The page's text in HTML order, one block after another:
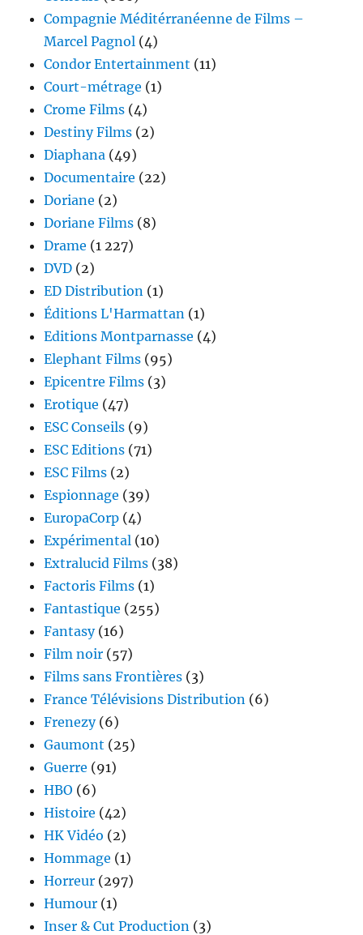
Compagnie Méditérranéenne de Films –
Marcel Pagnol (4)
Condor Entertainment (11)
Court-métrage (1)
Crome Films (4)
Destiny Films (2)
Diaphana (49)
Documentaire (22)
Doriane (2)
Doriane Films (8)
Drame (1 227)
DVD (2)
ED Distribution (1)
Éditions L'Harmattan (1)
Editions Montparnasse (4)
Elephant Films (95)
Epicentre Films (3)
Erotique (47)
ESC Conseils (9)
ESC Editions (71)
ESC Films (2)
Espionnage (39)
EuropaCorp (4)
Expérimental (10)
Extralucid Films (38)
Factoris Films (1)
Fantastique (255)
Fantasy(16)
Film noir (57)
Films sans Frontières (3)
France Télévisions Distribution (6)
Frenezy(6)
Gaumont (25)
Guerre (91)
HBO (6)
Histoire (42)
HK Vidéo (2)
Hommage (1)
Horreur (297)
Humour (1)
Inser & Cut Production (3)